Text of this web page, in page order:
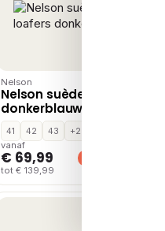
Nelson
Nelson suède loafers
donkerblauw
41 42 43
+2
vanaf
€ 69,99
tot € 139,99